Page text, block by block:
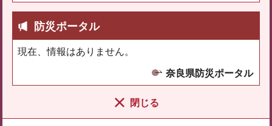
防災ポータル
現在、情報はありません。
奈良県防災ポータル
閉じる